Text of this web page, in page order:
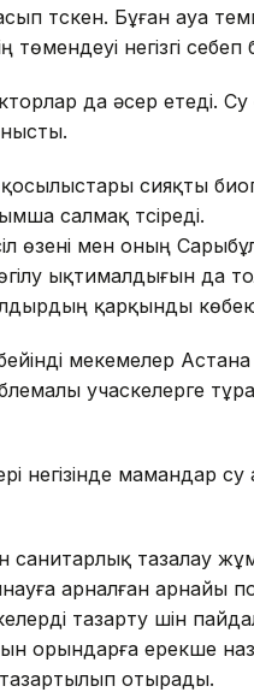
түскен. Бұған ауа
негізгі
да әсер етеді.
сияқты
салмақ түсіреді.
өзені мен оның
ықтималдығын да
қарқынды
мекемелер
учаскелерге
негізінде мамандар су
санитарлық тазалау
арналған арнайы
тазарту үшін
орындарға ерекше
отырады.